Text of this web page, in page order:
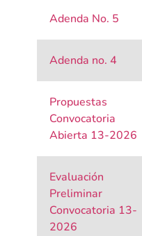
Adenda No. 5
Adenda no. 4
Propuestas
Convocatoria
Abierta 13-2026
Evaluación
Preliminar
Convocatoria 13-
2026